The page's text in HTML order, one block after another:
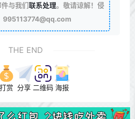
与我们联系处理。敬请谅解！侵
995113774@qq.com
THE END
打赏 分享 二维码 海报